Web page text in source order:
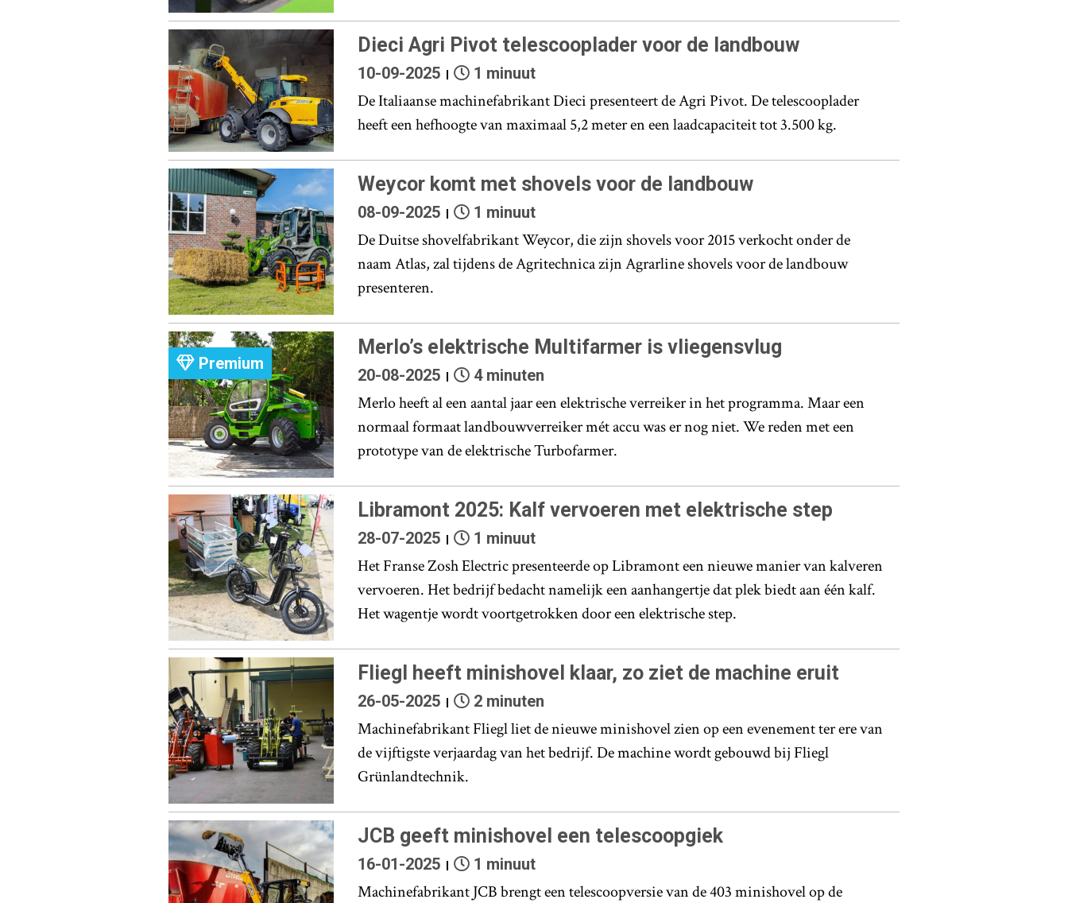
Dieci Agri Pivot telescooplader voor de landbouw
10-09-2025 1 minuut
De Italiaanse machinefabrikant Dieci presenteert de Agri Pivot. De telescooplader
heeft een hefhoogte van maximaal 5,2 meter en een laadcapaciteit tot 3.500 kg.
Weycor komt met shovels voor de landbouw
08-09-2025 1 minuut
De Duitse shovelfabrikant Weycor, die zijn shovels voor 2015 verkocht onder de
naam Atlas, zal tijdens de Agritechnica zijn Agrarline shovels voor de landbouw
presenteren.
Premium
Merlo’s elektrische Multifarmer is vliegensvlug
20-08-2025 4 minuten
Merlo heeft al een aantal jaar een elektrische verreiker in het programma. Maar een
normaal formaat landbouwverreiker mét accu was er nog niet. We reden met een
prototype van de elektrische Turbofarmer.
Libramont 2025: Kalf vervoeren met elektrische step
28-07-2025 1 minuut
Het Franse Zosh Electric presenteerde op Libramont een nieuwe manier van kalveren
vervoeren. Het bedrijf bedacht namelijk een aanhangertje dat plek biedt aan één kalf.
Het wagentje wordt voortgetrokken door een elektrische step.
Fliegl heeft minishovel klaar, zo ziet de machine eruit
26-05-2025 2 minuten
Machinefabrikant Fliegl liet de nieuwe minishovel zien op een evenement ter ere van
de vijftigste verjaardag van het bedrijf. De machine wordt gebouwd bij Fliegl
Grünlandtechnik.
JCB geeft minishovel een telescoopgiek
16-01-2025 1 minuut
Machinefabrikant JCB brengt een telescoopversie van de 403 minishovel op de